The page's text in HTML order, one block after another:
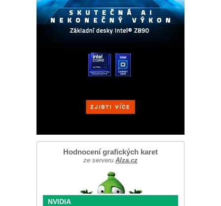
Hodnocení grafických karet
ze serveru Alza.cz
NVIDIA